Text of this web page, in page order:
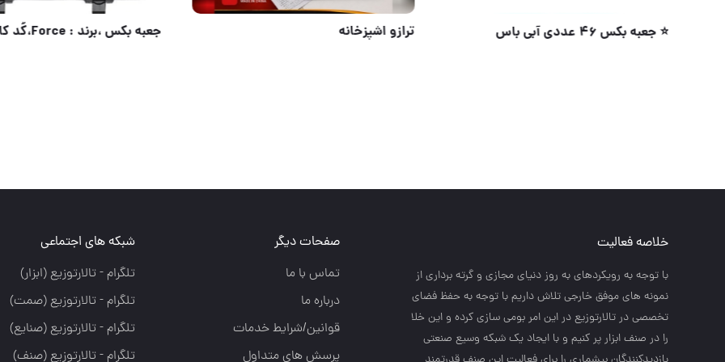
شیشه پاک کن سایز بزرگ ⭐️ جعبه بکس ۴۶ عددی آبی باس ترازو اشپزخانه
خلاصه فعالیت
با توجه به رويكردهاي به روز دنياي مجازي و گرته برداري از
نمونه هاي موفق خارجي تلاش داريم با توجه به حفظ فضاي
تخصصي در تالارتوزيع در اين امر بومي سازي كرده و اين خلا
را در صنف ابزار پر كنيم و با ايجاد يك شبكه وسيع صنعتي
صفحات دیگر
تماس با ما
درباره ما
قوانین/شرایط خدمات
پرسش های متداول
شبکه های اجتماعی
تلگرام - تالارتوزيع (ابزار)
تلگرام - تالارتوزيع (صمت)
تلگرام - تالارتوزيع (صنايع)
تلگرام - تالارتوزیع (صنف)